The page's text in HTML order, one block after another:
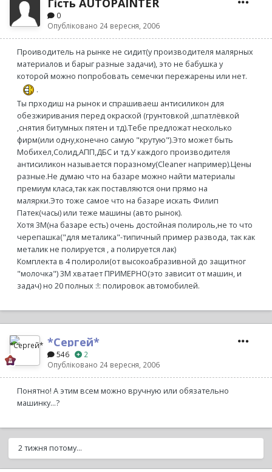
Гість AUTOPAINTER
0
Опубліковано 24 вересня, 2006
Проиводитель на рынке не сидит(у производителя малярных
материалов и барыг разные задачи), это не бабушка у
которой можно попробовать семечки пережарены или нет.
.
Ты прходиш на рынок и спрашиваеш антисиликон для
обезжиривания перед окраской (грунтовкой ,шпатлёвкой
,снятия битумных пятен и тд).Тебе предложат несколько
фирм(или одну,конечно самую "крутую").Это может быть
Мобихел,Солид,АПП,ДБС и тд.У каждого производителя
антисиликон называется поразному(Cleaner например).Цены
разные.Не думаю что на базаре можно найти материалы
премиум класа,так как поставляются они прямо на
малярки.Это тоже самое что на базаре искать Филип
Патек(часы) или теже машины (авто рынок).
Хотя 3М(на базаре есть) очень достойная полироль,не то что
черепашка("для металика"-типичный пример развода, так как
металик не полируется , а полируется лак)
Комплекта в 4 полироли(от высокоабразивной до защитног
"молочка") 3М хватает ПРИМЕРНО(это зависит от машин, и
задач) но 20 полных :!: полировок автомобилей.
*Сергей*
546
2
Опубліковано 24 вересня, 2006
Понятно! А этим всем можно вручную или обязательно
машинку...?
2 тижня потому...